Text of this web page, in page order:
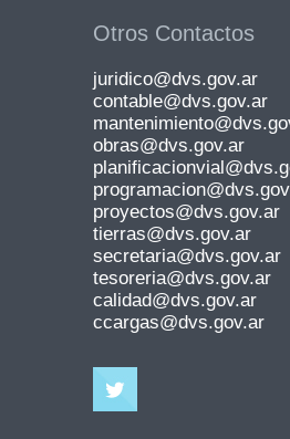
Otros Contactos
juridico@dvs.gov.ar
contable@dvs.gov.ar
obras@dvs.gov.ar
proyectos@dvs.gov.ar
tierras@dvs.gov.ar
secretaria@dvs.gov.ar
tesoreria@dvs.gov.ar
calidad@dvs.gov.ar
ccargas@dvs.gov.ar